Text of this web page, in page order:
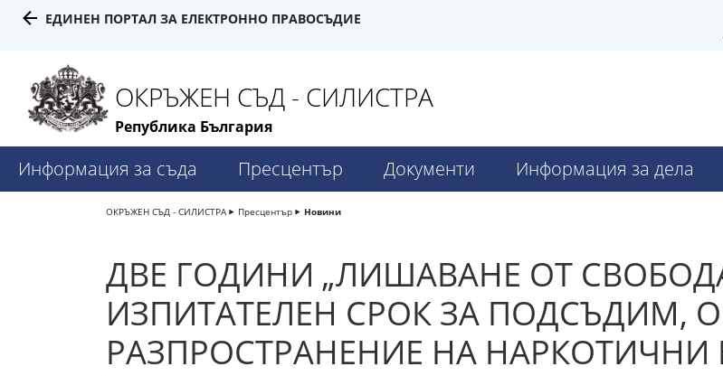
ЕДИНЕН ПОРТАЛ ЗА ЕЛЕКТРОННО ПРАВОСЪДИЕ
ОКРЪЖЕН СЪД - СИЛИСТРА
Република България
Информация за съда Пресцентър Документи Информация за дела
ОКРЪЖЕН СЪД - СИЛИСТРА Пресцентър Новини
ДВЕ ГОДИНИ „ЛИШАВАНЕ ОТ
ИЗПИТАТЕЛЕН СРОК ЗА ПОДСЪДИМ,
РАЗПРОСТРАНЕНИЕ НА НАРКОТИЧНИ